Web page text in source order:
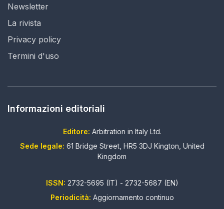
Newsletter
La rivista
Privacy policy
Termini d'uso
Informazioni editoriali
Editore: Arbitration in Italy Ltd.
Sede legale: 61 Bridge Street, HR5 3DJ Kington, United
Kingdom
ISSN: 2732-5695 (IT) - 2732-5687 (EN)
Periodicità: Aggiornamento continuo